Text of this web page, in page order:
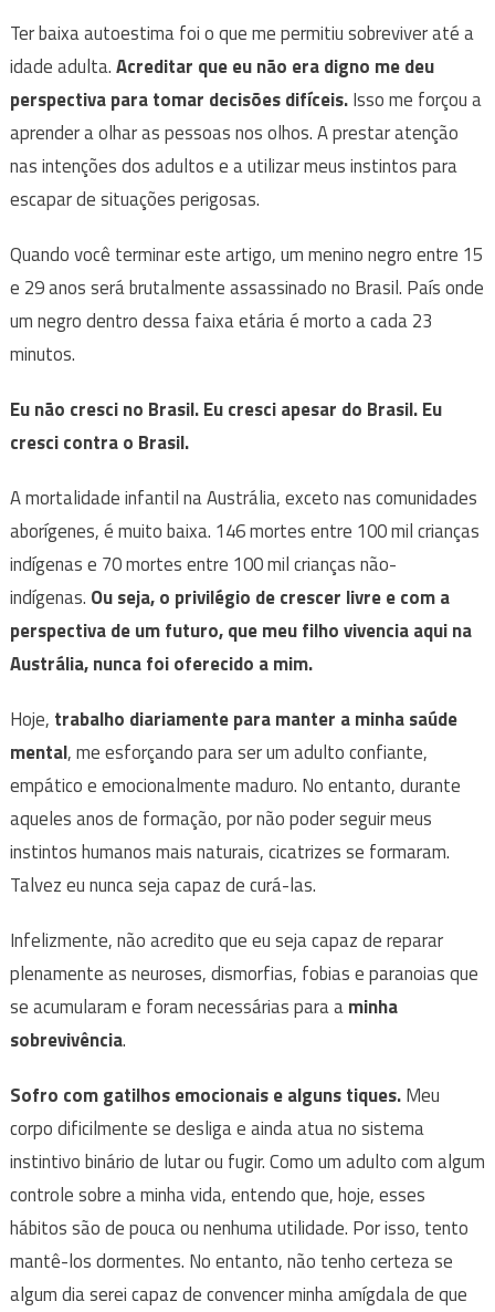
Ter baixa autoestima foi o que me permitiu sobreviver até a
idade adulta.Acreditar que eu não era digno me deu
perspectiva para tomar decisões difíceis.Isso me forçou a
aprender a olhar as pessoas nos olhos. A prestar atenção
nas intenções dos adultos e a utilizar meus instintos para
escapar de situações perigosas.
Quando você terminar este artigo, um menino negro entre 15
e 29 anos será brutalmente assassinado no Brasil. País onde
um negro dentro dessa faixa etária é morto a cada 23
minutos.
Eu não cresci no Brasil. Eu cresci apesar do Brasil. Eu
cresci contra o Brasil.
A mortalidade infantil na Austrália, exceto nas comunidades
aborígenes, é muito baixa. 146 mortes entre 100 mil crianças
indígenas e 70 mortes entre 100 mil crianças não-
indígenas. Ou seja, o privilégio de crescer livre e com a
perspectiva de um futuro, que meu filho vivencia aqui na
Austrália, nunca foi oferecido a mim.
Hoje, trabalho diariamente para manter a minha saúde
mental, me esforçando para ser um adulto confiante,
empático e emocionalmente maduro. No entanto, durante
aqueles anos de formação, por não poder seguir meus
instintos humanos mais naturais, cicatrizes se formaram.
Talvez eu nunca seja capaz de curá-las.
Infelizmente, não acredito que eu seja capaz de reparar
plenamente as neuroses, dismorfias, fobias e paranoias que
se acumularam e foram necessárias para aminha
sobrevivência.
Sofro com gatilhos emocionais e alguns tiques.Meu
corpo dificilmente se desliga e ainda atua no sistema
instintivo binário de lutar ou fugir. Como um adulto com algum
controle sobre a minha vida, entendo que, hoje, esses
hábitos são de pouca ou nenhuma utilidade. Por isso, tento
mantê-los dormentes. No entanto, não tenho certeza se
algum dia serei capaz de convencer minha amígdala de que